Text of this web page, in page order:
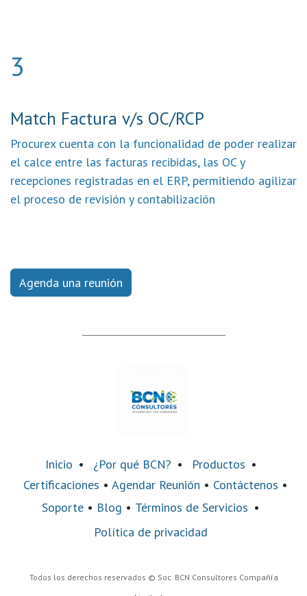
3
Match Factura v/s OC/RCP
Procurex cuenta con la funcionalidad de poder realizar
el calce entre las facturas recibidas, las OC y
recepciones registradas en el ERP, permitiendo agilizar
el proceso de revisión y contabilización
Agenda una reunión
Inicio • ¿Por qué BCN? • Productos •
Certificaciones • Agendar Reunión • Contáctenos •
Soporte • Blog • Términos de Servicios •
Política de privacidad
Todos los derechos reservados © Soc. BCN Consultores Compañía